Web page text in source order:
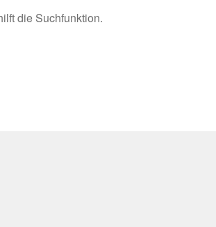
die Suchfunktion.